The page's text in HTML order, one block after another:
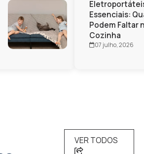
Podem Faltar
Cozinha
07 julho, 2026